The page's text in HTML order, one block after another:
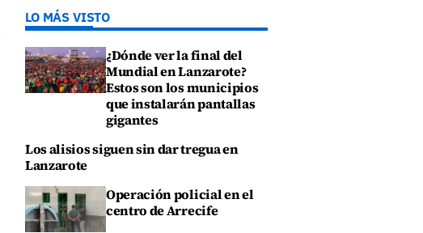
LO MÁS VISTO
¿Dónde ver la final del
Mundial en Lanzarote?
Estos son los municipios
que instalarán pantallas
gigantes
Los alisios siguen sin dar tregua en
Lanzarote
Operación policial en el
centro de Arrecife